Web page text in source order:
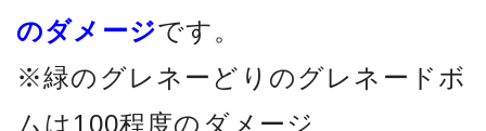
のダメージです。
※緑のグレネーどりのグレネードボ
ムは100程度のダメージ